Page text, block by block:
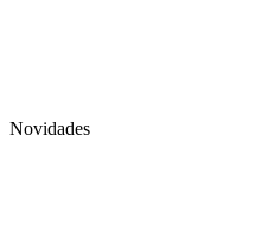
Novidades